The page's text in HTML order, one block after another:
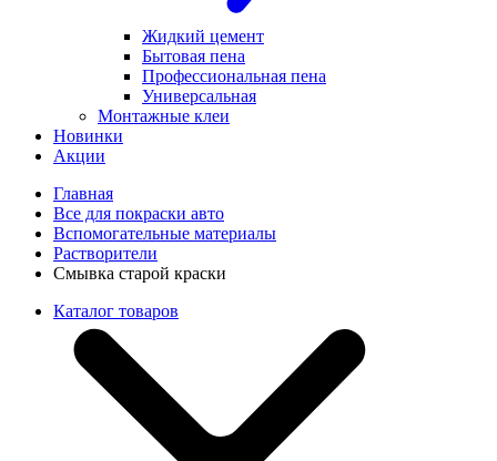
Жидкий цемент
Бытовая пена
Профессиональная пена
Универсальная
Монтажные клеи
Новинки
Акции
Главная
Все для покраски авто
Вспомогательные материалы
Растворители
Смывка старой краски
Каталог товаров